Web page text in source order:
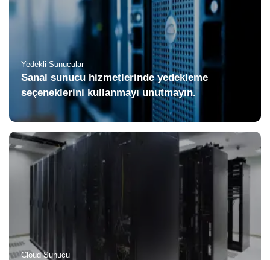
Yedekli Sunucular
Sanal sunucu hizmetlerinde yedekleme
seçeneklerini kullanmayı unutmayın.
Cloud Sunucu